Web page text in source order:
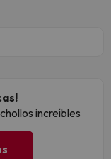
increíbles